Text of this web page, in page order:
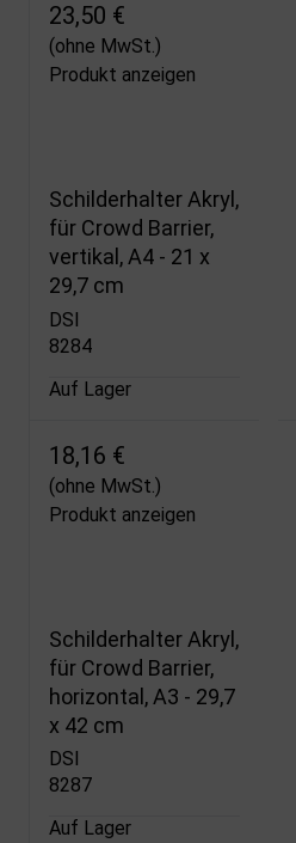
23,50 €
(ohne MwSt.)
Produkt anzeigen
Schilderhalter Akryl,
für Crowd Barrier,
vertikal, A4 - 21 x
29,7 cm
DSI
8284
Auf Lager
18,16 €
(ohne MwSt.)
Produkt anzeigen
Schilderhalter Akryl,
für Crowd Barrier,
horizontal, A3 - 29,7
x 42 cm
DSI
8287
Auf Lager